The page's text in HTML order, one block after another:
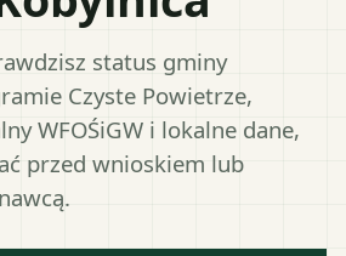
status gminy
Czyste Powietrze,
WFOŚiGW i lokalne dane,
przed wnioskiem lub